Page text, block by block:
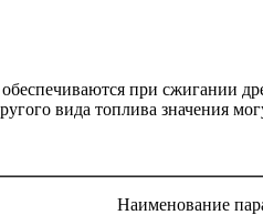
при сжигании
вида топлива значения
Наименование